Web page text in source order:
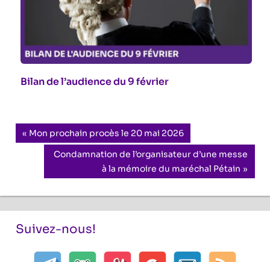
Bilan de l’audience du 9 février
Navigation
l’article
Previous
Post:
Mon prochain procès le 20 mai 2026
Next
Condamnation de l’organisateur d’une messe
à la mémoire du maréchal Pétain
Suivez-nous!